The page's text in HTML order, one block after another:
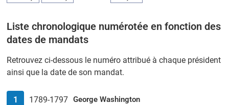
Liste chronologique numérotée en fonction des
dates de mandats
Retrouvez ci-dessous le numéro attribué à chaque président
ainsi que la date de son mandat.
1 1789-1797 George Washington